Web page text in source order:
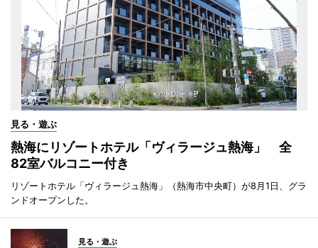
見る・遊ぶ
熱海にリゾートホテル「ヴィラージュ熱海」 全
82室バルコニー付き
リゾートホテル「ヴィラージュ熱海」（熱海市中央町）が8月1日、グラ
ンドオープンした。
見る・遊ぶ